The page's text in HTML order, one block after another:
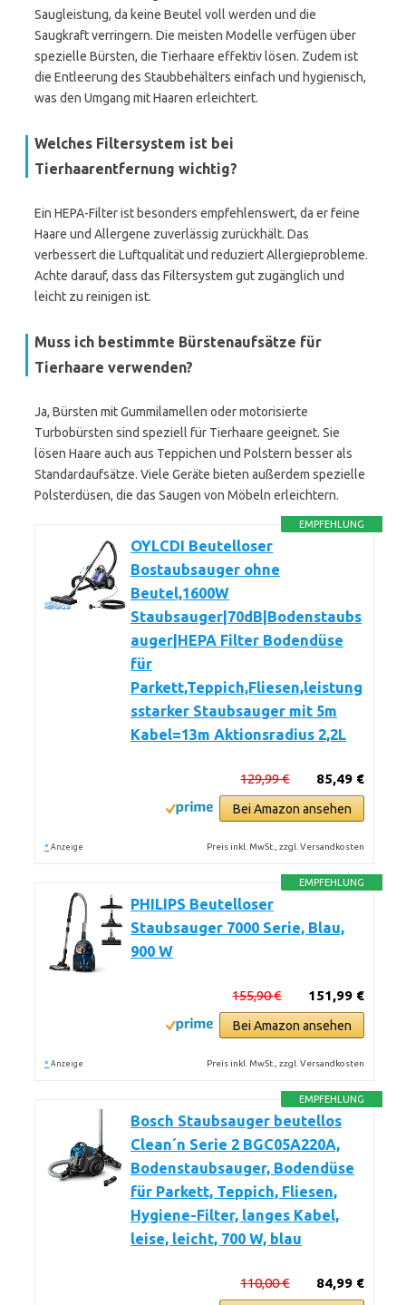
Saugleistung, da keine Beutel voll werden und die
Saugkraft verringern. Die meisten Modelle verfügen über
spezielle Bürsten, die Tierhaare effektiv lösen. Zudem ist
die Entleerung des Staubbehälters einfach und hygienisch,
was den Umgang mit Haaren erleichtert.
Welches Filtersystem ist bei
Tierhaarentfernung wichtig?
Ein HEPA-Filter ist besonders empfehlenswert, da er feine
Haare und Allergene zuverlässig zurückhält. Das
verbessert die Luftqualität und reduziert Allergieprobleme.
Achte darauf, dass das Filtersystem gut zugänglich und
leicht zu reinigen ist.
Muss ich bestimmte Bürstenaufsätze für
Tierhaare verwenden?
Ja, Bürsten mit Gummilamellen oder motorisierte
Turbobürsten sind speziell für Tierhaare geeignet. Sie
lösen Haare auch aus Teppichen und Polstern besser als
Standardaufsätze. Viele Geräte bieten außerdem spezielle
Polsterdüsen, die das Saugen von Möbeln erleichtern.
EMPFEHLUNG
OYLCDI Beutelloser
Bostaubsauger ohne
Beutel,1600W
Staubsauger|70dB|Bodenstaubs
auger|HEPA Filter Bodendüse
für
Parkett,Teppich,Fliesen,leistung
sstarker Staubsauger mit 5m
Kabel=13m Aktionsradius 2,2L
85,49 €
129,99 €
Bei Amazon ansehen
* Anzeige Preis inkl. MwSt., zzgl. Versandkosten
EMPFEHLUNG
PHILIPS Beutelloser
Staubsauger 7000 Serie, Blau,
900 W
151,99 €
155,90 €
Bei Amazon ansehen
* Anzeige Preis inkl. MwSt., zzgl. Versandkosten
EMPFEHLUNG
Bosch Staubsauger beutellos
Clean´n Serie 2 BGC05A220A,
Bodenstaubsauger, Bodendüse
für Parkett, Teppich, Fliesen,
Hygiene-Filter, langes Kabel,
leise, leicht, 700 W, blau
84,99 €
110,00 €